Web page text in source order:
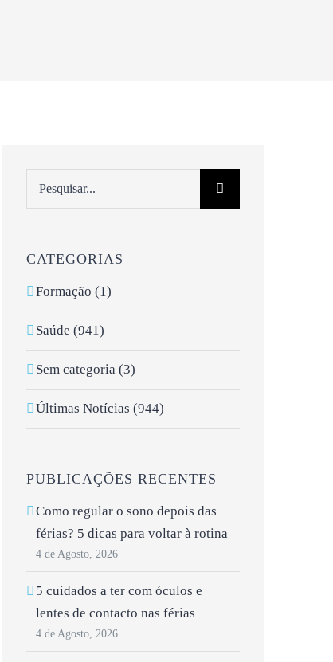
CATEGORIAS
Formação (1)
Saúde (941)
Sem categoria (3)
Últimas Notícias (944)
PUBLICAÇÕES RECENTES
Como regular o sono depois das
férias? 5 dicas para voltar à rotina
4 de Agosto, 2026
5 cuidados a ter com óculos e
lentes de contacto nas férias
4 de Agosto, 2026